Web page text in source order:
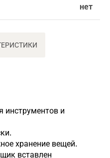
нет
инструментов и
хранение вещей.
вставлен